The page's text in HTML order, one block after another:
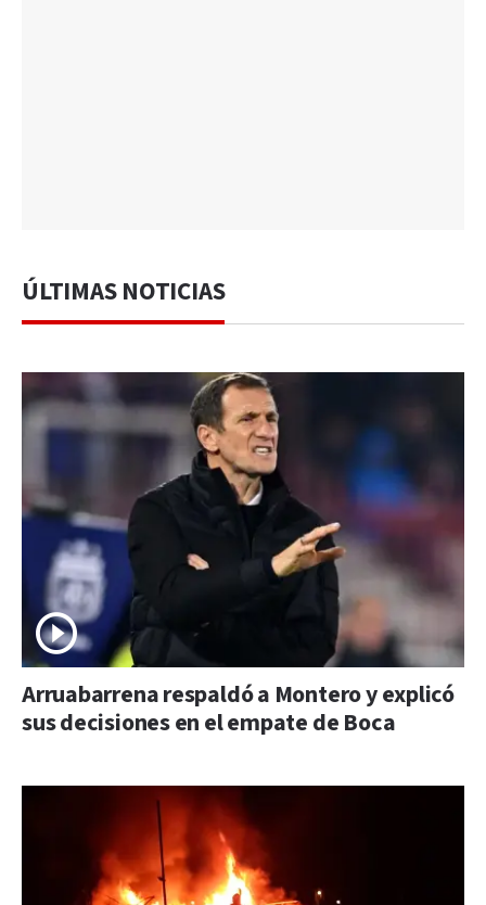
ÚLTIMAS NOTICIAS
Arruabarrena respaldó a Montero y explicó
sus decisiones en el empate de Boca